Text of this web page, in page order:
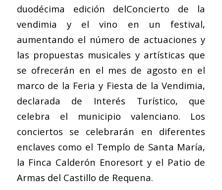
duodécima edición delConcierto de la
vendimia y el vino en un festival,
aumentando el número de actuaciones y
las propuestas musicales y artísticas que
se ofrecerán en el mes de agosto en el
marco de la Feria y Fiesta de la Vendimia,
declarada de Interés Turístico, que
celebra el municipio valenciano. Los
conciertos se celebrarán en diferentes
enclaves como el Templo de Santa María,
la Finca Calderón Enoresort y el Patio de
Armas del Castillo de Requena.